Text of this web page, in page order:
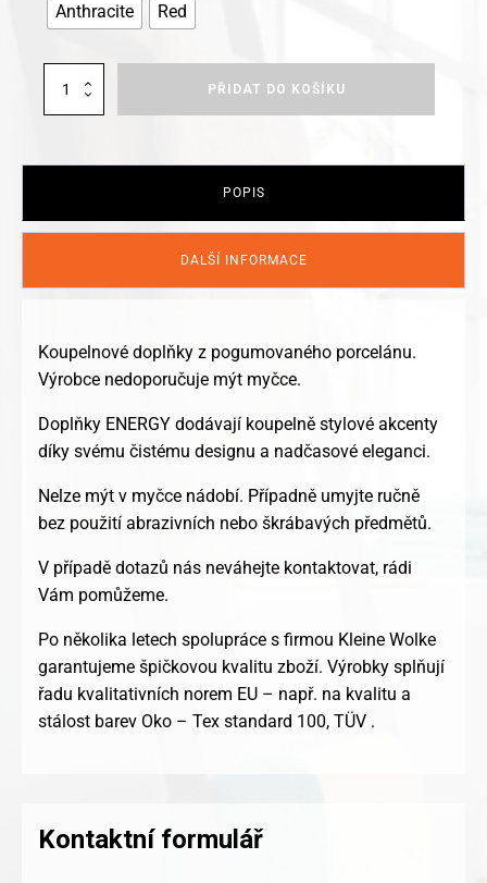
Anthracite Red
Kleine
množství
PŘIDAT DO KOŠÍKU
POPIS
DALŠÍ INFORMACE
Koupelnové doplňky z pogumovaného porcelánu.
Výrobce nedoporučuje mýt myčce.
Doplňky ENERGY dodávají koupelně stylové akcenty
díky svému čistému designu a nadčasové eleganci.
Nelze mýt v myčce nádobí. Případně umyjte ručně
bez použití abrazivních nebo škrábavých předmětů.
V případě dotazů nás neváhejte kontaktovat, rádi
Vám pomůžeme.
Po několika letech spolupráce s firmou Kleine Wolke
garantujeme špičkovou kvalitu zboží. Výrobky splňují
řadu kvalitativních norem EU – např. na kvalitu a
stálost barev Oko – Tex standard 100, TÜV .
Kontaktní formulář